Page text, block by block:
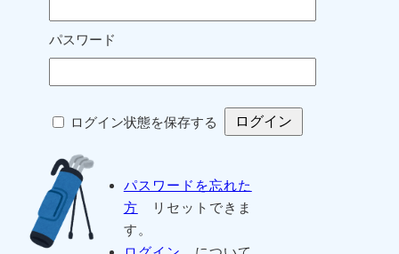
パスワード
ログイン状態を保存する
パスワードを忘れた
方 リセットできま
す。